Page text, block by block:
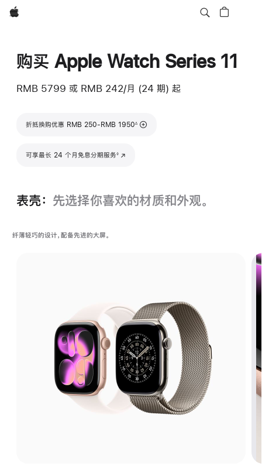
Apple
购买 Apple Watch Series 11
RMB 5799 或 RMB 242/月 (24 期) 起
折抵换购优惠 RMB 250-RMB 1950
脚注
∆
可享最长 24 个月免息分期服务◊
(在新窗口中打开)
表壳： 先选择你喜欢的材质和外观。
纤薄轻巧的设计，配备先进的大屏。